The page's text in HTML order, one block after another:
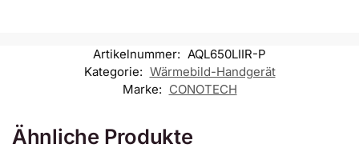
Artikelnummer: AQL650LIIR-P
Kategorie: Wärmebild-Handgerät
Marke: CONOTECH
Ähnliche Produkte